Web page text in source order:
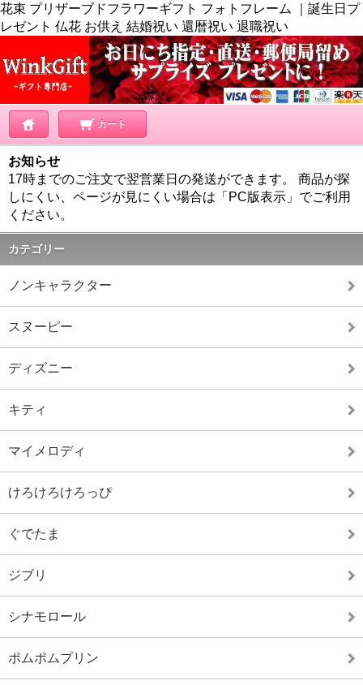
花束 プリザーブドフラワーギフト フォトフレーム ｜誕生日プ
レゼント 仏花 お供え 結婚祝い 還暦祝い 退職祝い
カート
お知らせ
17時までのご注文で翌営業日の発送ができます。 商品が探
しにくい、ページが見にくい場合は「PC版表示」でご利用
ください。
カテゴリー
ノンキャラクター
スヌーピー
ディズニー
キティ
マイメロディ
けろけろけろっぴ
ぐでたま
ジブリ
シナモロール
ポムポムプリン